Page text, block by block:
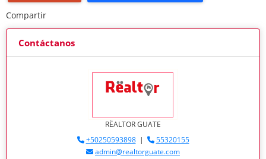
Compartir
Contáctanos
RËALTOR GUATE
+50250593898|
55320155
admin@realtorguate.com